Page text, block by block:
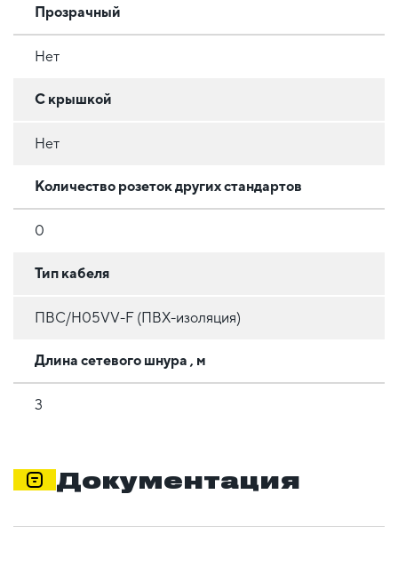
Прозрачный
Нет
С крышкой
Нет
Количество розеток других стандартов
0
Тип кабеля
ПВС/H05VV-F (ПВХ-изоляция)
Длина сетевого шнура , м
3
Документация